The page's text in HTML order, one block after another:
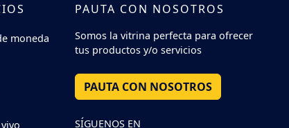
moneda
PAUTA CON NOSOTROS
Somos la vitrina perfecta para ofrecer
tus productos y/o servicios
PAUTA CON NOSOTROS
SÍGUENOS EN